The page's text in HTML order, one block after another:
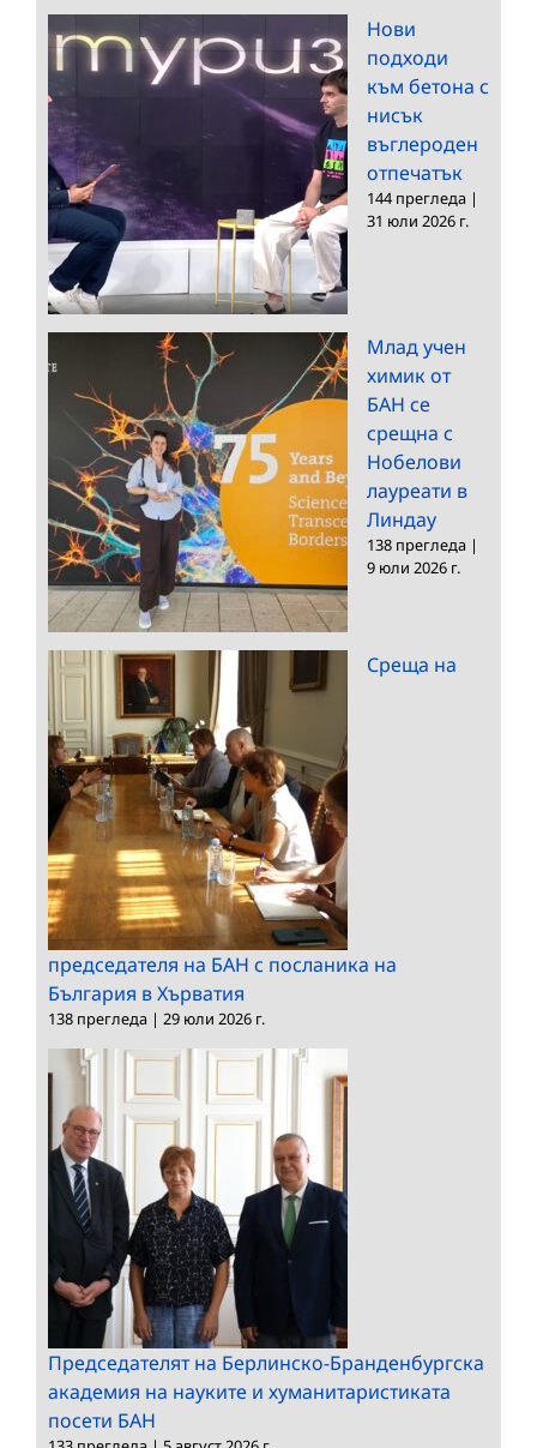
Нови
подходи
към бетона с
нисък
въглероден
отпечатък
144 прегледа |
31 юли 2026 г.
Млад учен
химик от
БАН се
срещна с
Нобелови
лауреати в
Линдау
138 прегледа |
9 юли 2026 г.
Среща на
председателя на БАН с посланика на
България в Хърватия
138 прегледа | 29 юли 2026 г.
Председателят на Берлинско-Бранденбургска
академия на науките и хуманитаристиката
посети БАН